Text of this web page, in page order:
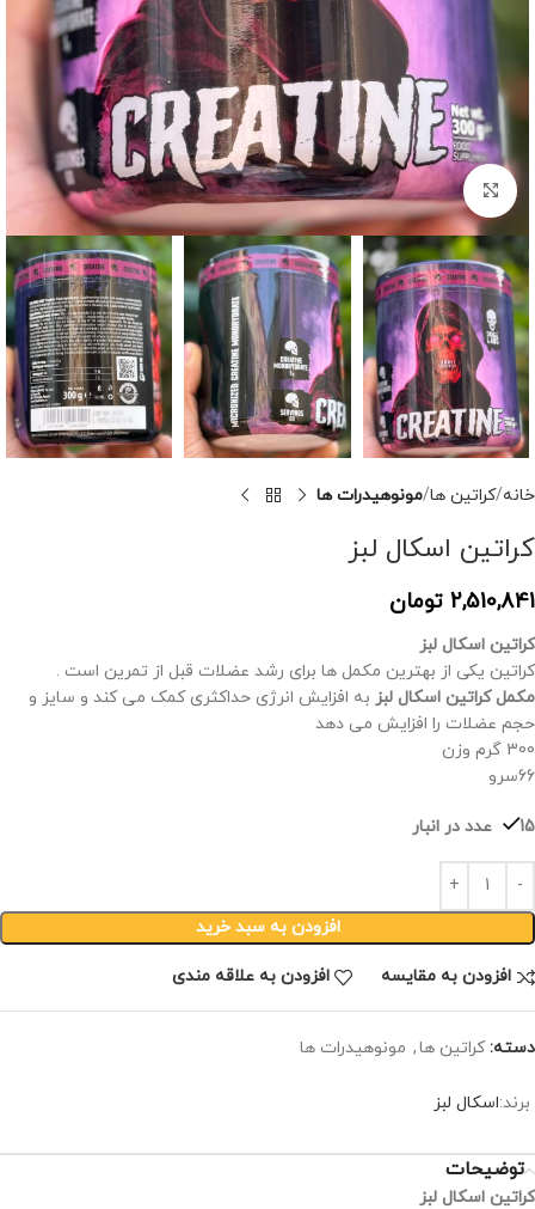
برای بزرگنمایی کلیک کنید
خانه کراتین ها مونوهیدرات ها
کراتین اسکال لبز
2,510,841 تومان
کراتین اسکال لبز
کراتین یکی از بهترین مکمل ها برای رشد عضلات قبل از تمرین است .
مکمل کراتین اسکال لبز به افزایش انرژی حداکثری کمک می کند و سایز و
حجم عضلات را افزایش می دهد
300 گرم وزن
66سرو
15 عدد در انبار
افزودن به سبد خرید
افزودن به مقایسه افزودن به علاقه مندی
دسته: کراتین ها, مونوهیدرات ها
برند:اسکال لبز
توضیحات
کراتین اسکال لبز